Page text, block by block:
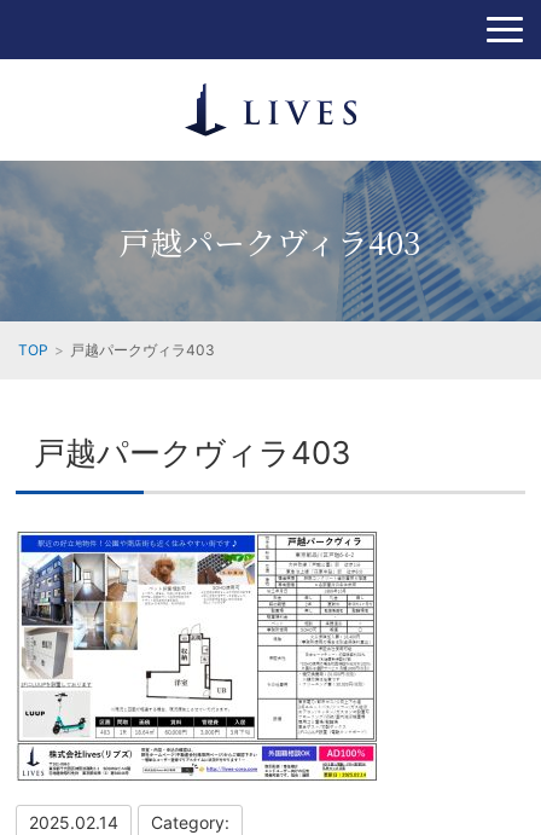
戸越パークヴィラ403
TOP 戸越パークヴィラ403
戸越パークヴィラ403
2025.02.14 Category: